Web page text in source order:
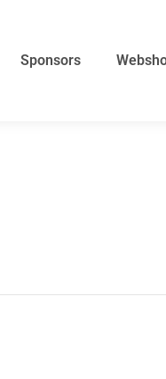
Sponsors